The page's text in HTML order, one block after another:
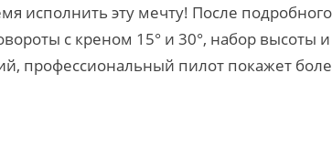
исполнить эту мечту! После подробного
с креном 15° и 30°, набор высоты и
профессиональный пилот покажет